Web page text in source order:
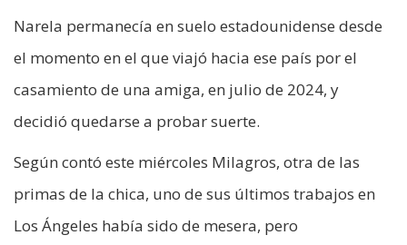
Narela permanecía en suelo estadounidense desde
el momento en el que viajó hacia ese país por el
casamiento de una amiga, en julio de 2024, y
decidió quedarse a probar suerte.
Según contó este miércoles Milagros, otra de las
primas de la chica, uno de sus últimos trabajos en
Los Ángeles había sido de mesera, pero